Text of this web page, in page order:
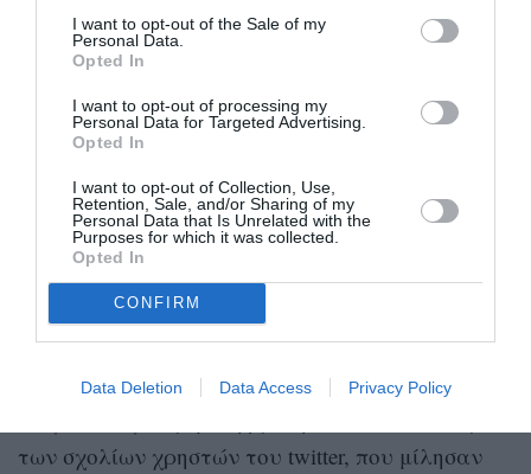
I want to opt-out of the Sale of my
Personal Data.
Opted In
I want to opt-out of processing my
Personal Data for Targeted Advertising.
Opted In
I want to opt-out of Collection, Use,
Retention, Sale, and/or Sharing of my
Personal Data that Is Unrelated with the
Purposes for which it was collected.
Opted In
CONFIRM
Data Deletion Data Access Privacy Policy
δυσάρεστο περιστατικό, να γίνει συγκεκριμένη,
και η Ομοσπονδία, εφόσον εμπίπτει στην
ότι θα πράξει τα δέοντα».
Αντιδράσεις στα social media
Η εν λόγω ανακοίνωση, όμως, προκάλεσε σωρεία
αντιδράσεων με τους χρήστες του διαδικτύου
να εγκαλούν την ΕΙΟ. Ο χαρακτηρισμός της
σεξουαλικής βίας που υπέστη η Ολυμπιονίκης ως
«δυσάρεστο περιστατικό» και η πρόσκλησή της
των σχολίων χρηστών του twitter, που μίλησαν